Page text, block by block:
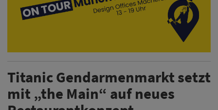
Titanic Gendarmenmarkt setzt
mit „the Main“ auf neues